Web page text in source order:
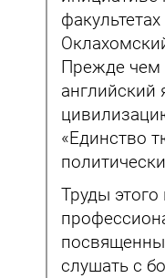
Прежде чем
английский
«Единство
Труды
слушать с